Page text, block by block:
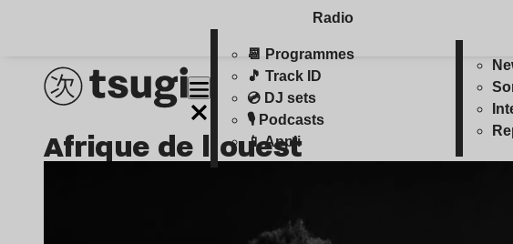
Radio
📆 Programmes
🎵 Track ID
💿 DJ sets
🎙️ Podcasts
📱 Appli
Afrique de l'ouest